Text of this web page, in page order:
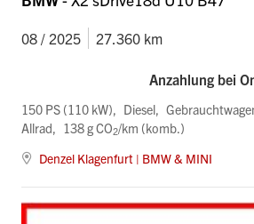
08 / 2025 27.360 km
Anzahlung bei
150 PS (110 kW) Diesel
Allrad
138 g CO2/km (komb.)
Denzel Klagenfurt | BMW & MINI